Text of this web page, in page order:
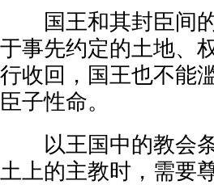
国王和其封臣间的
于事先约定的土地、
行收回，国王也不能
臣子性命。
以王国中的教会条
土上的主教时，需要